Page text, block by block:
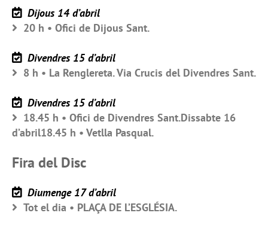
Dijous 14 d’abril
20 h • Ofici de Dijous Sant.
Divendres 15 d’abril
8 h • La Renglereta. Via Crucis del Divendres Sant.
Divendres 15 d’abril
18.45 h • Ofici de Divendres Sant.Dissabte 16
d’abril18.45 h • Vetlla Pasqual.
Fira del Disc
Diumenge 17 d’abril
Tot el dia • PLAÇA DE L’ESGLÉSIA.